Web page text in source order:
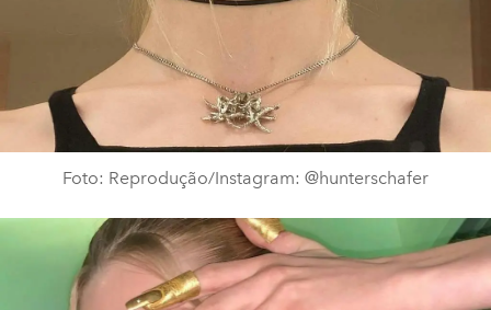
Foto: Reprodução/Instagram: @hunterschafer